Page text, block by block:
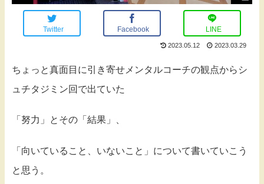
Twitter Facebook LINE
2023.05.12 2023.03.29
ちょっと真面目に引き寄せメンタルコーチの観点からシ
ュチタジミン回で出ていた
「努力」とその「結果」、
「向いていること、いないこと」について書いていこう
と思う。